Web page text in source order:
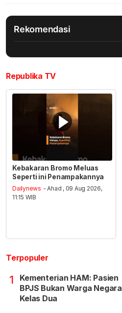
Rekomendasi
Republika TV
Kebakaran Bromo Meluas
Seperti ini Penampakannya
Dailynews - Ahad , 09 Aug 2026,
11:15 WIB
Terpopuler
1
Kementerian HAM: Pasien
BPJS Bukan Warga Negara
Kelas Dua